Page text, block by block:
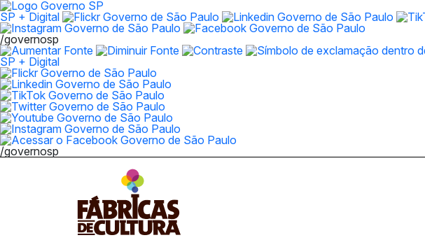
SP + Digital
/governosp
SP + Digital
/governosp